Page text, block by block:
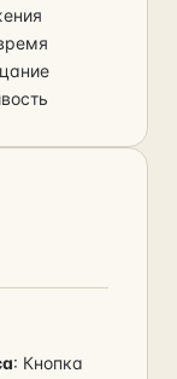
: Кнопка